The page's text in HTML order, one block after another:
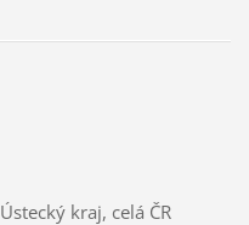
kraj, celá ČR